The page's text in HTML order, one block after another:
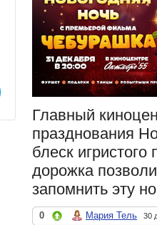
Главный
празднования
блеск
дорожка
запомнить эту
0 Мария Тель 30